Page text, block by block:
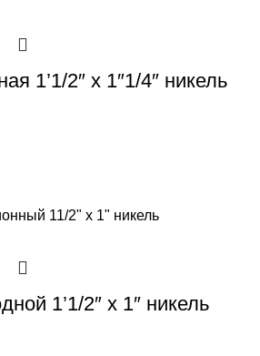
1’1/2″ х 1″1/4″ никель
1’1/2″ х 1″ никель